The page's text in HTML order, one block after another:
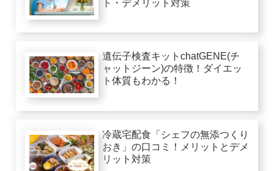
ト・デメリット対策
遺伝子検査キットchatGENE(チ
ャットジーン)の特徴！ダイエッ
ト体質もわかる！
冷蔵宅配食「シェフの無添つくり
おき」の口コミ！メリットとデメ
リット対策